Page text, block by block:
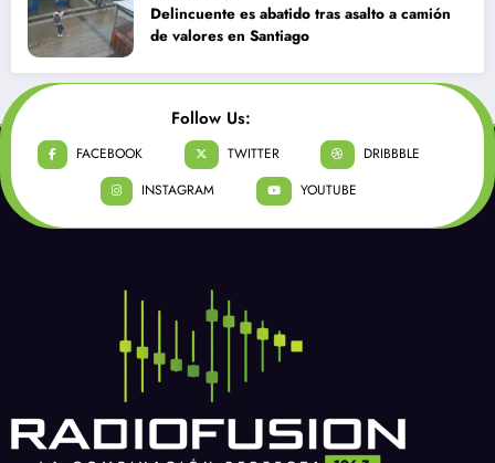
Delincuente es abatido tras asalto a camión
de valores en Santiago
Follow Us:
FACEBOOK TWITTER
DRIBBBLE
INSTAGRAM
YOUTUBE